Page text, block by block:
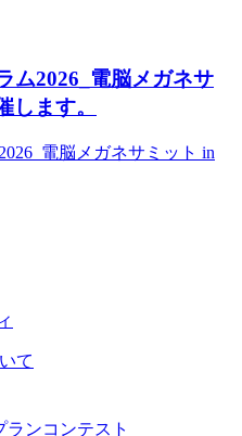
ム2026_電脳メガネサ
します。
電脳メガネサミット in
て
ンコンテスト